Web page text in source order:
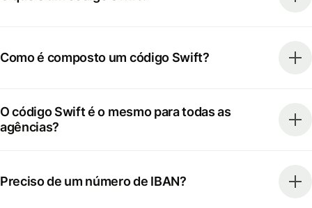
Como é composto um código Swift?
O código Swift é o mesmo para todas as
agências?
Preciso de um número de IBAN?